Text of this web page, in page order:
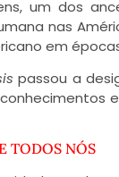
um dos
nas
em
passou a
TODOS NÓS